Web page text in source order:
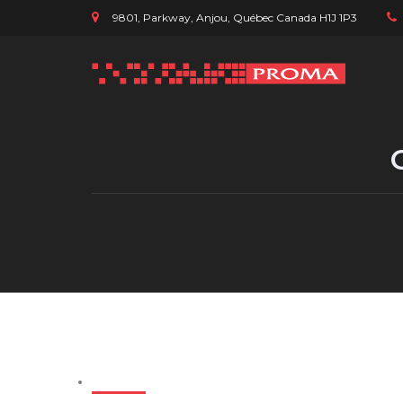
9801, Parkway, Anjou, Québec Canada H1J 1P3